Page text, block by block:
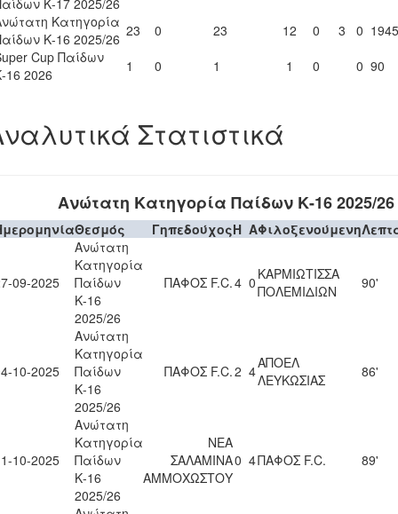
Κ-17 2025/26
Κατηγορία
Κ-16 2025/26 23 0 23 12 0 3 0 1945
Cup Παίδων
16 2026
1 0 1 1 0 0 90
Στατιστικά
Ανώτατη Κατηγορία Παίδων Κ-16 2025/26
Θεσμός ΓηπεδούχοςH AΦιλοξενούμενη
09-2025
Ανώτατη
Κατηγορία
Παίδων
Κ-16
2025/26
ΠΑΦΟΣ F.C.4 0 ΚΑΡΜΙΩΤΙΣΣΑ
ΠΟΛΕΜΙΔΙΩΝ
90'
10-2025
Ανώτατη
Κατηγορία
Παίδων
Κ-16
2025/26
ΠΑΦΟΣ F.C.2 4ΑΠΟΕΛ
ΛΕΥΚΩΣΙΑΣ
86'
10-2025
Ανώτατη
Κατηγορία
Παίδων
Κ-16
2025/26
ΝΕΑ
ΣΑΛΑΜΙΝΑ
ΑΜΜΟΧΩΣΤΟΥ
0 4ΠΑΦΟΣ F.C. 89'